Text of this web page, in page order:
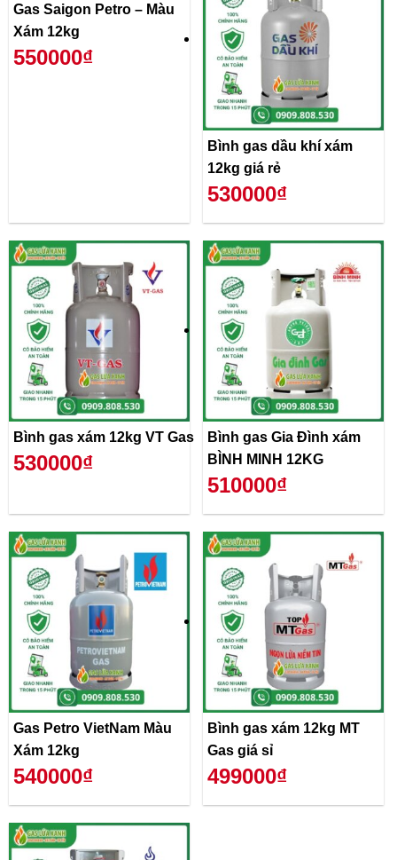
Gas Saigon Petro – Màu
Xám 12kg
550000₫
Bình gas dầu khí xám
12kg giá rẻ
530000₫
Bình gas xám 12kg VT Gas
530000₫
Bình gas Gia Đình xám
BÌNH MINH 12KG
510000₫
Gas Petro VietNam Màu
Xám 12kg
540000₫
Bình gas xám 12kg MT
Gas giá sỉ
499000₫